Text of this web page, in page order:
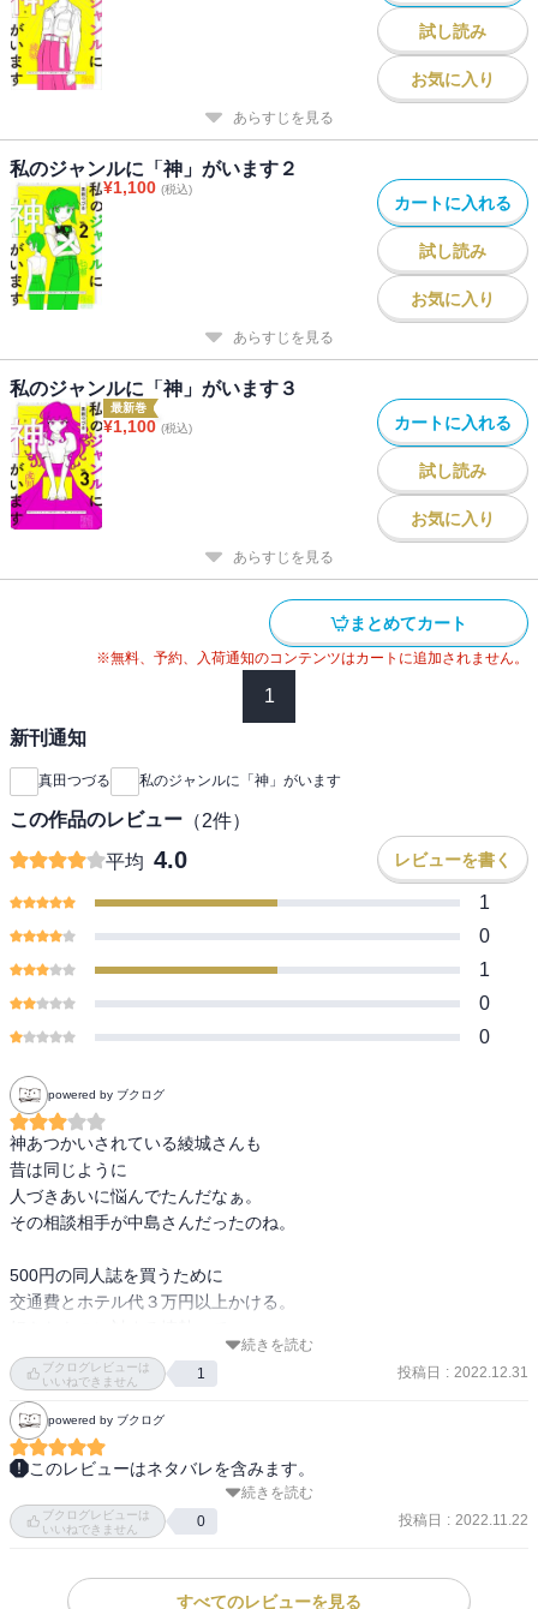
試し読み
お気に入り
あらすじを見る
私のジャンルに「神」がいます２
¥1,100 (税込)
カートに入れる
試し読み
お気に入り
あらすじを見る
私のジャンルに「神」がいます３
最新巻
¥1,100 (税込) カートに入れる
試し読み
お気に入り
あらすじを見る
まとめてカート
※無料、予約、入荷通知のコンテンツはカートに追加されません。
1
新刊通知
真田つづる 私のジャンルに「神」がいます
この作品のレビュー （2件）
平均 4.0 レビューを書く
1
0
1
0
0
powered by ブクログ
神あつかいされている綾城さんも
昔は同じように
人づきあいに悩んでたんだなぁ。
その相談相手が中島さんだったのね。
500円の同人誌を買うために
交通費とホテル代３万円以上かける。
そういうこと（あるあるだよ^◇^）続きを読む
ブクログレビューは
いいねできません
1 投稿日 : 2022.12.31
powered by ブクログ
このレビューはネタバレを含みます。
様々に強感情を引き寄せてる綾城さんが、強い感情を向けてるのが
中島さんだって巻を追うごとに見えてきて、こう、きゅんという
あと中島さん、そこそこ年上なのかな？
この感じだと3～4歳上くらいかなぁ？
続きを読む
ブクログレビューは
いいねできません
0 投稿日 : 2022.11.22
すべてのレビューを見る